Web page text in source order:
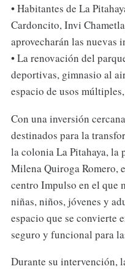
• Habitantes de La
Cardoncito, Invi
aprovecharán las nuevas
• La renovación del
deportivas, gimnasio al
espacio de usos
Con una inversión
destinados para la
la colonia La Pitahaya, la
Milena Quiroga Romero,
centro Impulso en el que
niñas, niños, jóvenes y
espacio que se convierte
seguro y funcional para
Durante su intervención,